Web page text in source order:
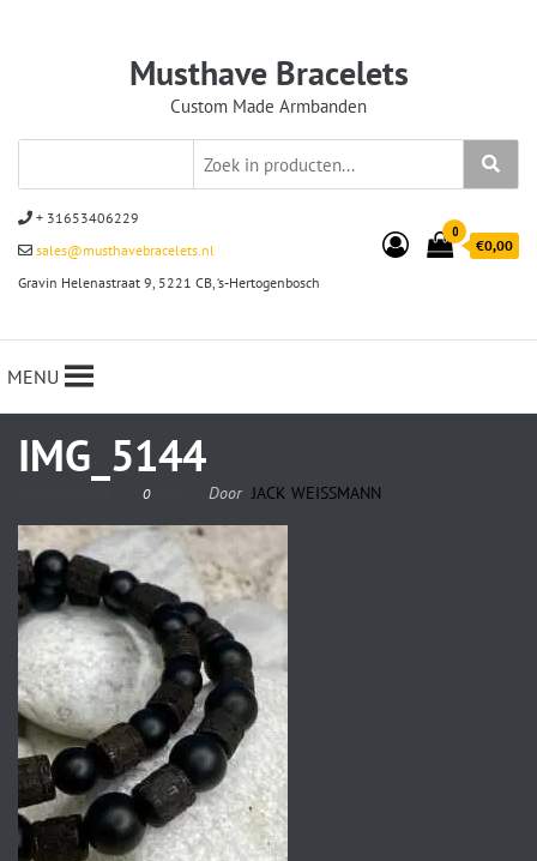
Musthave Bracelets
Custom Made Armbanden
+ 31653406229
sales@musthavebracelets.nl
Gravin Helenastraat 9, 5221 CB, ‘s-Hertogenbosch
0
€0,00
MENU
IMG_5144
0 Door JACK WEISSMANN